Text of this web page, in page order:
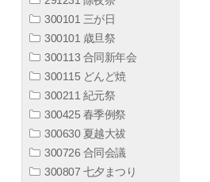
300101 三が日
300101 歳旦祭
300113 合同新年会
300115 どんど焼
300211 紀元祭
300425 春季例祭
300630 夏越大祓
300726 合同会議
300807 七夕まつり